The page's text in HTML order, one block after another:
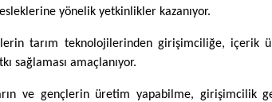
yönelik yetkinlikler kazanıyor.
tarım teknolojilerinden girişimciliğe,
sağlaması amaçlanıyor.
ve gençlerin üretim yapabilme, girişimcilik